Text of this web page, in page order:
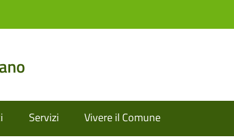
Servizi Vivere il Comune